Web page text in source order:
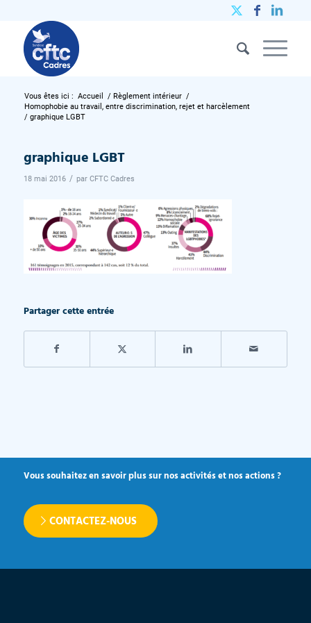
Vous êtes ici : Accueil / Règlement intérieur /
Homophobie au travail, entre discrimination, rejet et harcèlement
/ graphique LGBT
graphique LGBT
18 mai 2016 / par CFTC Cadres
Partager cette entrée
Vous souhaitez en savoir plus sur nos activités et nos actions ?
CONTACTEZ-NOUS